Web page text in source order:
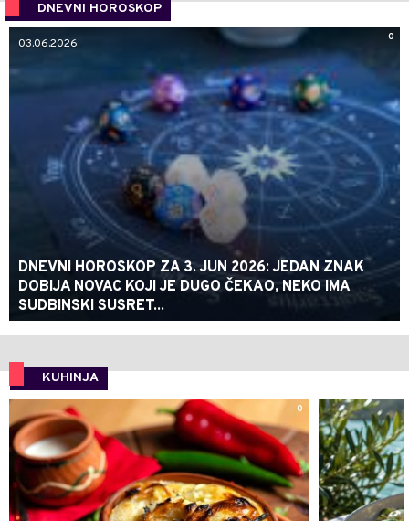
DNEVNI HOROSKOP
0
03.06.2026.
DNEVNI HOROSKOP ZA 3. JUN 2026: JEDAN ZNAK
DOBIJA NOVAC KOJI JE DUGO ČEKAO, NEKO IMA
SUDBINSKI SUSRET...
KUHINJA
0